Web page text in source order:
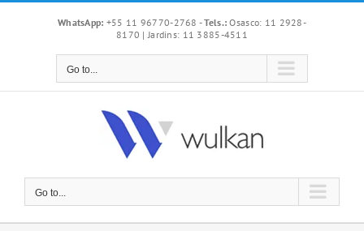
WhatsApp: +55 11 96770-2768 -Tels.: Osasco: 11 2928-
8170 | Jardins: 11 3885-4511
Go to...
Go to...